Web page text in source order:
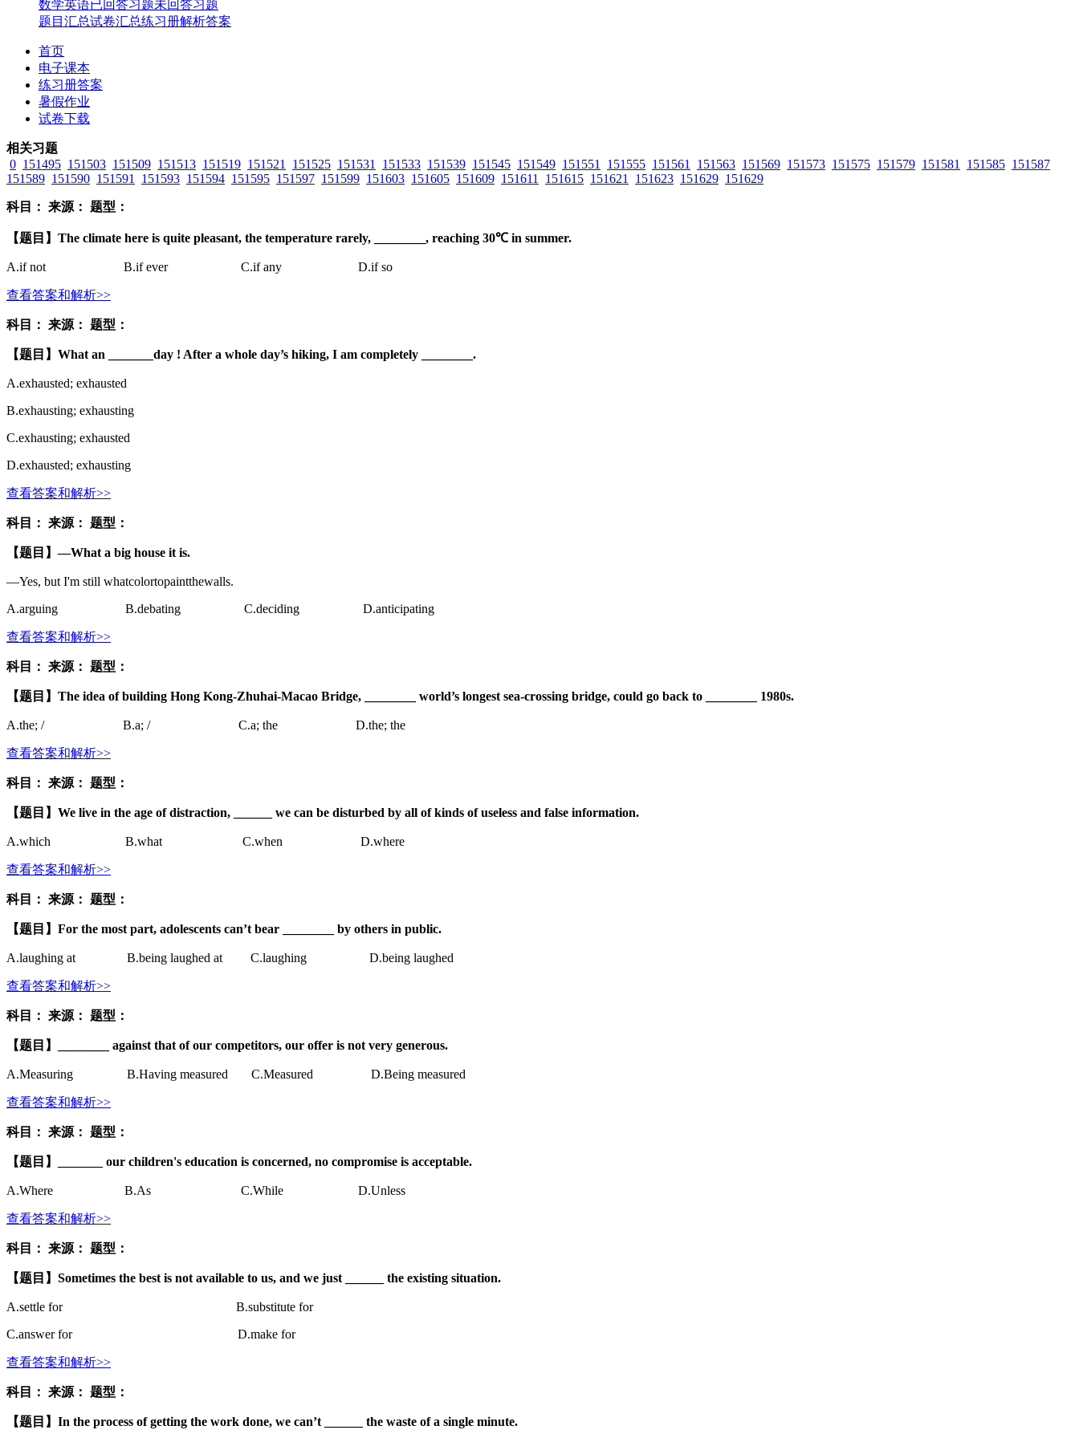
数学英语已回答习题未回答习题
题目汇总试卷汇总练习册解析答案
首页
电子课本
练习册答案
暑假作业
试卷下载
相关习题
0 151495 151503 151509 151513 151519 151521 151525 151531 151533 151539 151545 151549 151551 151555 151561 151563 151569 151573 151575 151579 151581 151585 151587
151589 151590 151591 151593 151594 151595 151597 151599 151603 151605 151609 151611 151615 151621 151623 151629 151629
科目： 来源： 题型：
【题目】 The climate here is quite pleasant, the temperature rarely, ________, reaching 30℃in summer.
A.if not B.if ever C.if any D.if so
查看答案和解析>>
科目： 来源： 题型：
【题目】 What an _______day ! After a whole day’s hiking, I am completely ________.
A.exhausted; exhausted
B.exhausting; exhausting
C.exhausting; exhausted
D.exhausted; exhausting
查看答案和解析>>
科目： 来源： 题型：
【题目】—What a big house it is.
—Yes, but I'm still whatcolortopaintthewalls.
A.arguing B.debating C.deciding D.anticipating
查看答案和解析>>
科目： 来源： 题型：
【题目】 The idea of building Hong Kong-Zhuhai-Macao Bridge, ________ world’s longest sea-crossing bridge, could go back to ________ 1980s.
A.the; / B.a; / C.a; the D.the; the
查看答案和解析>>
科目： 来源： 题型：
【题目】 We live in the age of distraction, ______ we can be disturbed by all of kinds of useless and false information.
A.which B.what C.when D.where
查看答案和解析>>
科目： 来源： 题型：
【题目】 For the most part, adolescents can’t bear ________ by others in public.
A.laughing at B.being laughed at C.laughing D.being laughed
查看答案和解析>>
科目： 来源： 题型：
【题目】 ________ against that of our competitors, our offer is not very generous.
A.Measuring B.Having measured C.Measured D.Being measured
查看答案和解析>>
科目： 来源： 题型：
【题目】 _______ our children's education is concerned, no compromise is acceptable.
A.Where B.As C.While D.Unless
查看答案和解析>>
科目： 来源： 题型：
【题目】 Sometimes the best is not available to us, and we just ______ the existing situation.
A.settle for B.substitute for
C.answer for D.make for
查看答案和解析>>
科目： 来源： 题型：
【题目】 In the process of getting the work done, we can’t ______ the waste of a single minute.